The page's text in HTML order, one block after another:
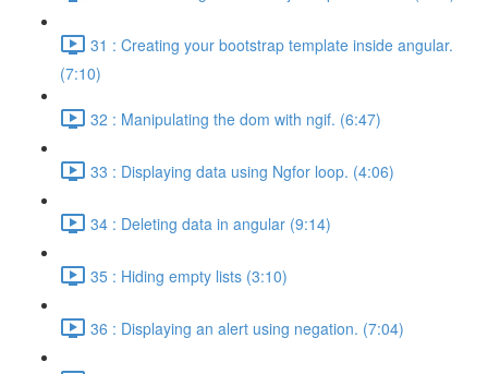
31 : Creating your bootstrap template inside angular.
(7:10)
32 : Manipulating the dom with ngif. (6:47)
33 : Displaying data using Ngfor loop. (4:06)
34 : Deleting data in angular (9:14)
35 : Hiding empty lists (3:10)
36 : Displaying an alert using negation. (7:04)